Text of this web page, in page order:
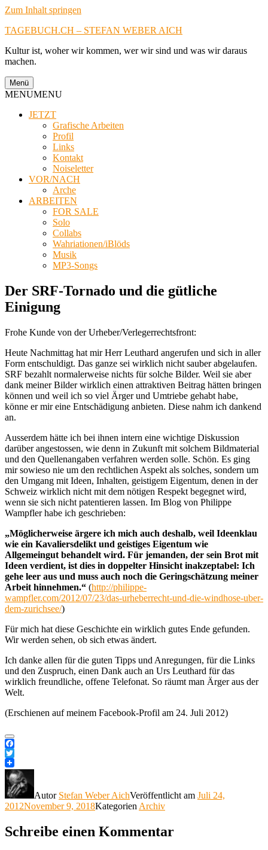
Zum Inhalt springen
TAGEBUCH.CH – STEFAN WEBER AICH
Kultur ist, woher wir kommen, wer wir sind und was wir daraus
machen.
Menü
MENUMENU
JETZT
Grafische Arbeiten
Profil
Links
Kontakt
Noiseletter
VOR/NACH
Arche
ARBEITEN
FOR SALE
Solo
Collabs
Wahriationen/iBlöds
Musik
MP3-Songs
Der SRF-Tornado und die gütliche
Einigung
Frohe Kunde von der Urheber/Verlegerrechtsfront:
Heute Nachmittag hat mir Herr Leuthard angerufen und sich in aller
Form entschuldigt. Das ganze sei wirklich nicht sauber abgelaufen.
SRF bezahlt normalerweise nichts für solche Bilder. Weil sie aber
dank meiner Bilder wirklich einen attraktiven Beitrag hätten bringen
können und weil ich so viel Ärger und Umtriebe gehabt habe,
könne er mir eine Entschädigung anbieten. Diese nahm ich dankend
an.
Ausserdem hätte ich bei ihnen intern eine wichtige Diskussion
darüber angestossen, wie denn in Zukunft mit solchem Bildmaterial
und den Quellenangaben verfahren werden solle. Schön. Es ging
mir sowieso nie um den rechtlichen Aspekt als solches, sondern um
den Umgang mit Ideen, Inhalten, geistigem Eigentum, denen in der
Schweiz wirklich nicht mit dem nötigen Respekt begegnet wird,
wenn sie sich nicht patentieren lassen. Im Blog von Philippe
Wampfler habe ich geschrieben:
„Möglicherweise ärgere ich mich auch deshalb, weil Ideenklau
wie ein Kavaliersdelikt und geistiges Eigentum wie
Allgemeingut behandelt wird. Für jemanden, der sein Brot mit
Ideen verdient, ist dies in doppelter Hinsicht inakzeptabel: Ich
gehe leer aus und muss auch noch die Geringschätzung meiner
Arbeit hinnehmen.“ (http://philippe-
wampfler.com/2012/07/23/das-urheberrecht-und-die-windhose-uber-
dem-zurichsee/)
Für mich hat diese Geschichte ein wirklich gutes Ende gefunden.
Wir werden sehen, ob sich etwas ändert.
Ich danke allen für die guten Tipps und Anregungen, für die Links
und den Zuspruch, einen Dank auch an Urs Leuthard für das
wirklich freundliche, offene Telefonat. So räumt man Ärger aus der
Welt.
(Erschienen auf meinem Facebook-Profil am 24. Juli 2012)
Facebook
Twitter
Autor Stefan Weber AichVeröffentlicht am Juli 24,
2012November 9, 2018Kategorien Archiv
Schreibe einen Kommentar